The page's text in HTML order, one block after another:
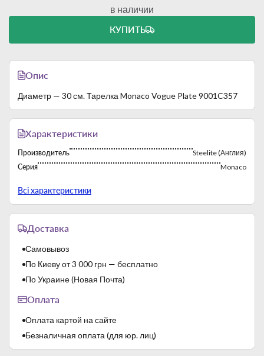
в наличии
КУПИТЬ
Опис
Диаметр — 30 см. Тарелка Monaco Vogue Plate 9001C357
Характеристики
Производитель
Steelite (Англия)
Серия
Monaco
Всі характеристики
Доставка
Самовывоз
По Киеву от 3 000 грн — бесплатно
По Украине (Новая Почта)
Оплата
Оплата картой на сайте
Безналичная оплата (для юр. лиц)